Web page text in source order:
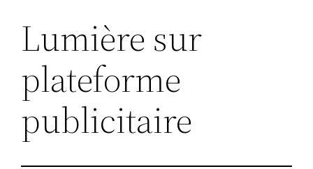
Lumière sur
plateforme
publicitaire